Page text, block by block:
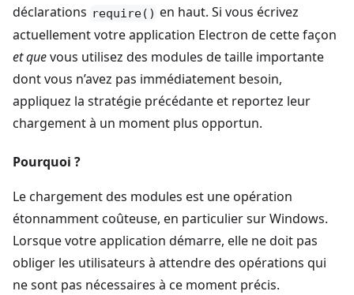
déclarations require() en haut. Si vous écrivez
actuellement votre application Electron de cette façon
et quevous utilisez des modules de taille importante
dont vous n’avez pas immédiatement besoin,
appliquez la stratégie précédante et reportez leur
chargement à un moment plus opportun.
Pourquoi ?
Le chargement des modules est une opération
étonnamment coûteuse, en particulier sur Windows.
Lorsque votre application démarre, elle ne doit pas
obliger les utilisateurs à attendre des opérations qui
ne sont pas nécessaires à ce moment précis.